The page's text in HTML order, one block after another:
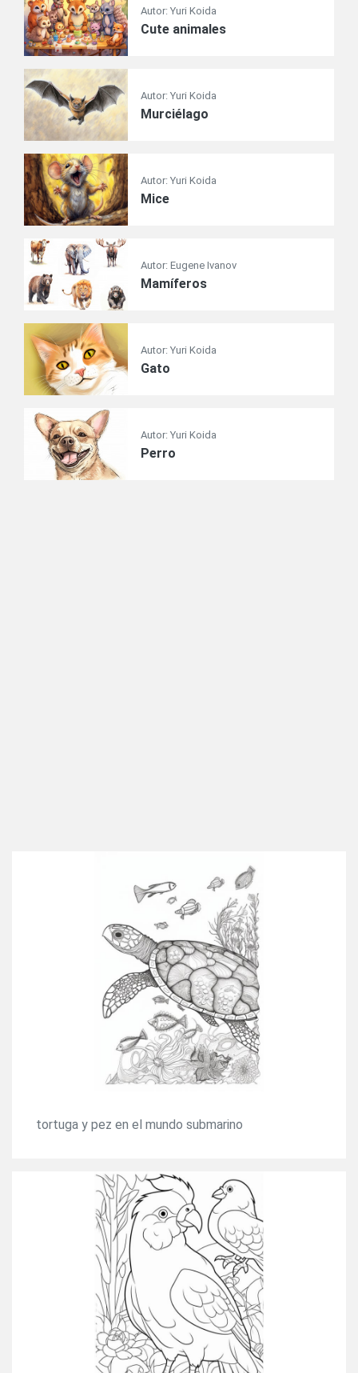
Autor: Yuri Koida
Сute animales
Autor: Yuri Koida
Murciélago
Autor: Yuri Koida
Mice
Autor: Eugene Ivanov
Mamíferos
Autor: Yuri Koida
Gato
Autor: Yuri Koida
Perro
tortuga y pez en el mundo submarino